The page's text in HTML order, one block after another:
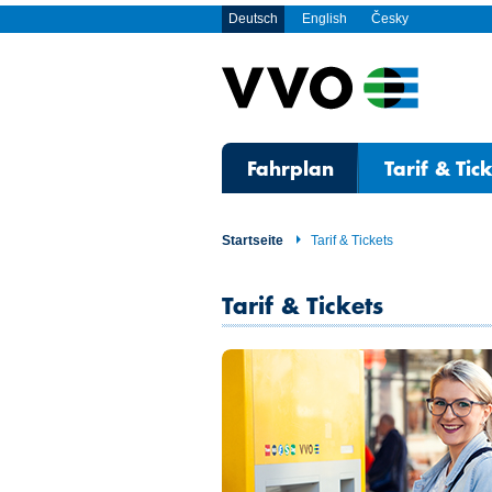
Deutsch English Česky
Fahrplan Tarif &
Startseite Tarif & Tickets
Tarif & Tickets